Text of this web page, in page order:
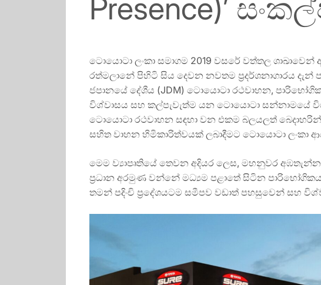
Presence)’
ටොයොටා ලංකා සමාගම 2019 වසරේ වත්තල ශාඛාවෙන්
රත්මලානේ පිහිටි සිය දෙවන නවතම ප්‍රදර්ශනාගාරය
ජපානයේ දේශීය (JDM) ටොයොටා රථවාහන,
විශ්වාසය සහ කල්පැවැත්ම යන ටොයොටා සන්නාමයේ
ටොයොටා රථවාහන සඳහා වන එකම බලයලත්
සහිත වාහන හිමිකාරිත්වයක් ලබාදීමට ටොයොටා ලංකා
මෙම ව්‍යාපෘතියේ තෙවන අදියර ලෙස, මහනුවර අඹතැන්න
ප්‍රධාන අරමුණ වන්නේ මධ්‍යම පළාතේ සිටින
තමන් පදිංචි ප්‍රදේශයටම සමීපව වඩාත් පහසුවෙන් සහ